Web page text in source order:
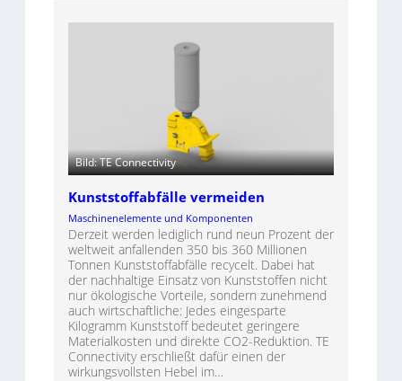
Bild: TE Connectivity
Kunststoffabfälle vermeiden
Maschinenelemente und Komponenten
Derzeit werden lediglich rund neun Prozent der
weltweit anfallenden 350 bis 360 Millionen
Tonnen Kunststoffabfälle recycelt. Dabei hat
der nachhaltige Einsatz von Kunststoffen nicht
nur ökologische Vorteile, sondern zunehmend
auch wirtschaftliche: Jedes eingesparte
Kilogramm Kunststoff bedeutet geringere
Materialkosten und direkte CO2-Reduktion. TE
Connectivity erschließt dafür einen der
wirkungsvollsten Hebel im…